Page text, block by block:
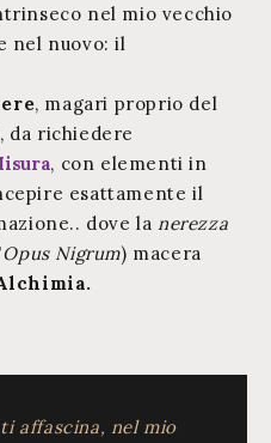
nel mio vecchio
nel nuovo: il
, magari proprio del
da richiedere
, con elementi in
esattamente il
dove la nerezza
Opus Nigrum) macera
affascina, nel mio